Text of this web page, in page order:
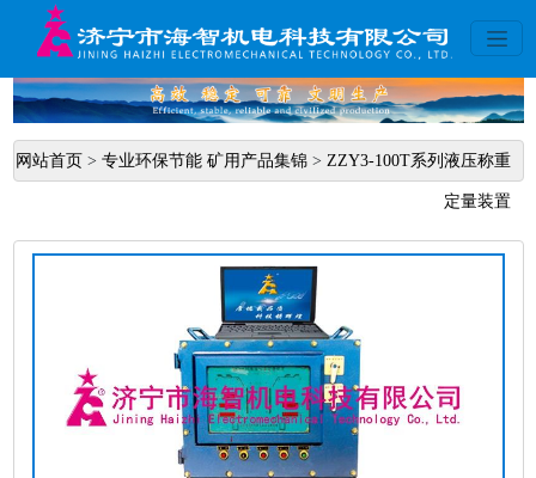
网站首页> 专业环保节能 矿用产品集锦> ZZY3-100T系列液压称重
定量装置